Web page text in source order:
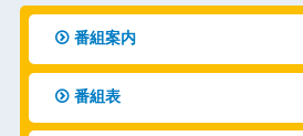
番組案内
番組表